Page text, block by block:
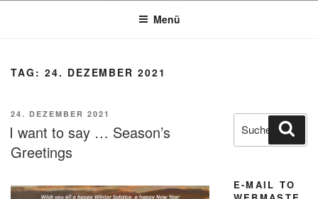
Menü
TAG: 24. DEZEMBER 2021
VERÖFFENTLICHT
AM
24. DEZEMBER 2021
I want to say … Season’s
Greetings
Suchen
nach:
E-MAIL TO